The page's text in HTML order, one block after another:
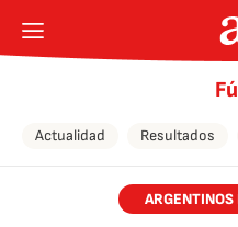
Actualidad Resultados
ARGENTINOS